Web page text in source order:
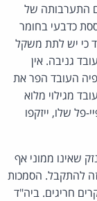
התערבותה של
כדבעי בחומר
כי יש לתת משקל
גניבה. אין
העובד הפר את
מגילוי מלוא
פל שלו, ייזקפו
שאינו ממוני אף
להתקבל. הסמכות
חריגים. ביה"ד